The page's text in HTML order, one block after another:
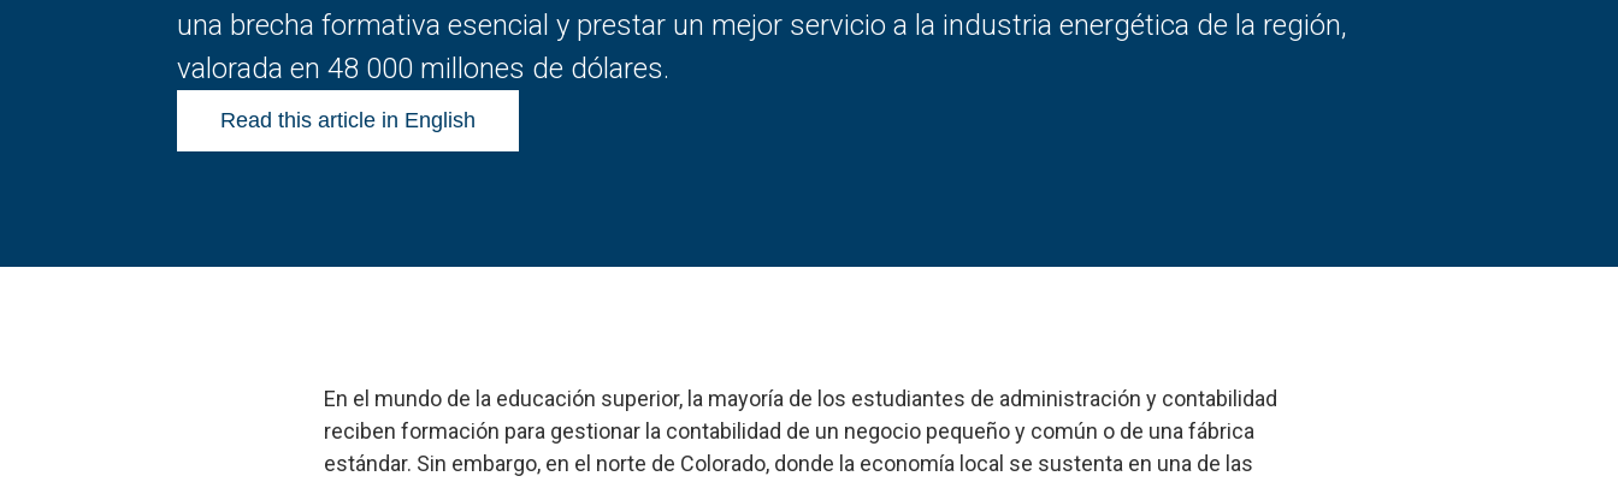
una brecha formativa esencial y prestar un mejor servicio a la industria energética de la región,
valorada en 48 000 millones de dólares.
Read this article in English
En el mundo de la educación superior, la mayoría de los estudiantes de administración y contabilidad
reciben formación para gestionar la contabilidad de un negocio pequeño y común o de una fábrica
estándar. Sin embargo, en el norte de Colorado, donde la economía local se sustenta en una de las